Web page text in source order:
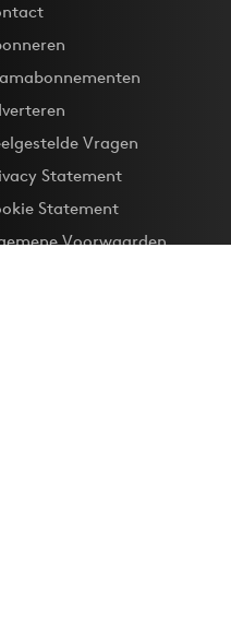
Vragen
Statement
Statement
Voorwaarden